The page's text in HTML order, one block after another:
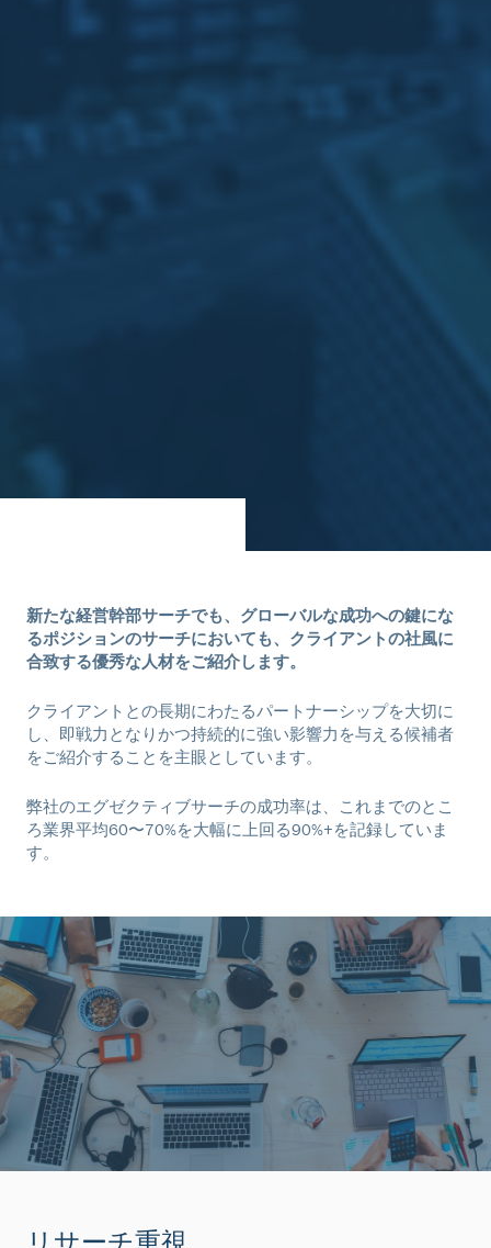
新たな経営幹部サーチでも、グローバルな成功への鍵にな
るポジションのサーチにおいても、クライアントの社風に
合致する優秀な人材をご紹介します。
クライアントとの長期にわたるパートナーシップを大切に
し、即戦力となりかつ持続的に強い影響力を与える候補者
をご紹介することを主眼としています。
弊社のエグゼクティブサーチの成功率は、これまでのとこ
ろ業界平均60〜70%を大幅に上回る90%+を記録していま
す。
リサーチ重視